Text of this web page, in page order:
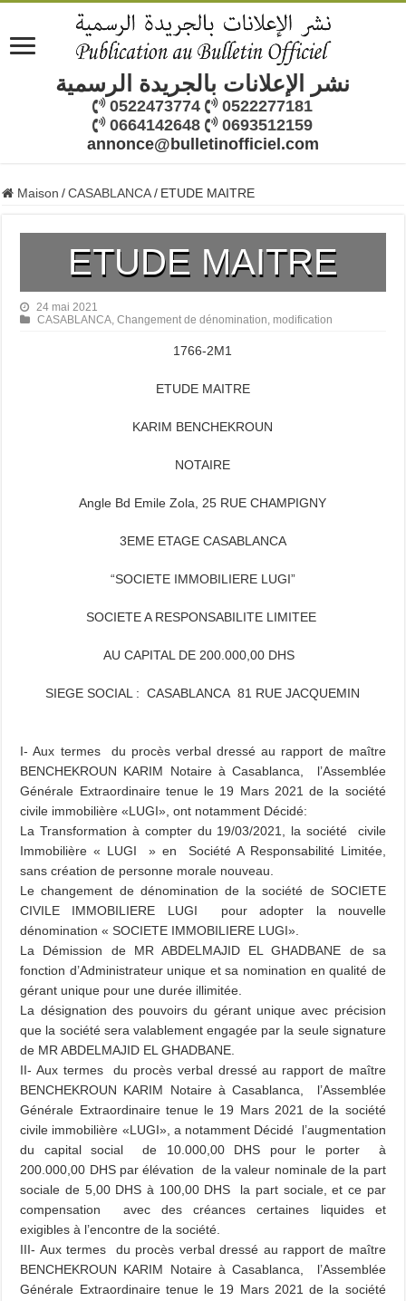
نشر الإعلانات بالجريدة الرسمية
0522473774
0522277181
0664142648
0693512159
annonce@bulletinofficiel.com
Maison / CASABLANCA / ETUDE MAITRE
ETUDE MAITRE
24 mai 2021
CASABLANCA,Changement de dénomination, modification
1766-2M1
ETUDE MAITRE
KARIM BENCHEKROUN
NOTAIRE
Angle Bd Emile Zola, 25 RUE CHAMPIGNY
3EME ETAGE CASABLANCA
“SOCIETE IMMOBILIERE LUGI”
SOCIETE A RESPONSABILITE LIMITEE
AU CAPITAL DE 200.000,00 DHS
SIEGE SOCIAL : CASABLANCA 81 RUE JACQUEMIN
I- Aux termes du procès verbal dressé au rapport de maître
BENCHEKROUN KARIM Notaire à Casablanca, l’Assemblée
Générale Extraordinaire tenue le 19 Mars 2021 de la société
civile immobilière «LUGI», ont notamment Décidé:
La Transformation à compter du 19/03/2021, la société civile
Immobilière « LUGI » en Société A Responsabilité Limitée,
sans création de personne morale nouveau.
Le changement de dénomination de la société de SOCIETE
CIVILE IMMOBILIERE LUGI pour adopter la nouvelle
dénomination « SOCIETE IMMOBILIERE LUGI».
La Démission de MR ABDELMAJID EL GHADBANE de sa
fonction d’Administrateur unique et sa nomination en qualité de
gérant unique pour une durée illimitée.
La désignation des pouvoirs du gérant unique avec précision
que la société sera valablement engagée par la seule signature
de MR ABDELMAJID EL GHADBANE.
II- Aux termes du procès verbal dressé au rapport de maître
BENCHEKROUN KARIM Notaire à Casablanca, l’Assemblée
Générale Extraordinaire tenue le 19 Mars 2021 de la société
civile immobilière «LUGI», a notamment Décidé l’augmentation
du capital social de 10.000,00 DHS pour le porter à
200.000,00 DHS par élévation de la valeur nominale de la part
sociale de 5,00 DHS à 100,00 DHS la part sociale, et ce par
compensation avec des créances certaines liquides et
exigibles à l’encontre de la société.
III- Aux termes du procès verbal dressé au rapport de maître
BENCHEKROUN KARIM Notaire à Casablanca, l’Assemblée
Générale Extraordinaire tenue le 19 Mars 2021 de la société